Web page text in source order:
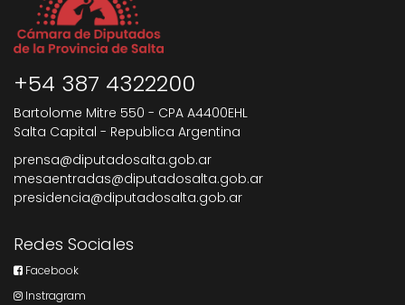
+54 387 4322200
Bartolome Mitre 550 - CPA A4400EHL
Salta Capital - Republica Argentina
prensa@diputadosalta.gob.ar
mesaentradas@diputadosalta.gob.ar
presidencia@diputadosalta.gob.ar
Redes Sociales
Facebook
Instragram